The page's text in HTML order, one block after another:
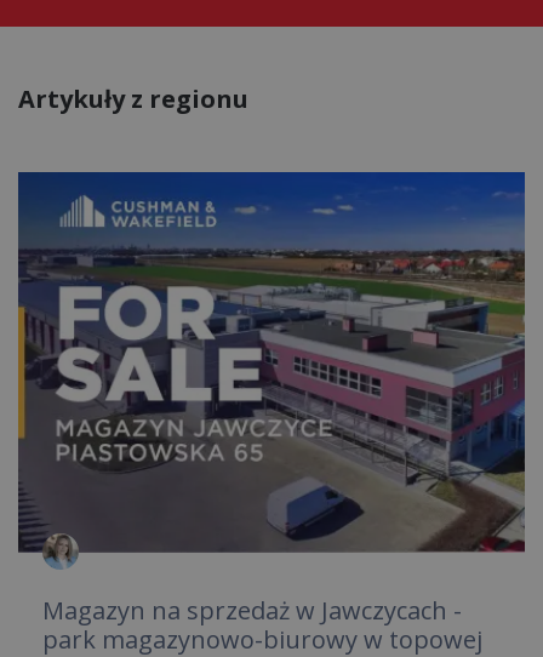
Artykuły z regionu
Magazyn na sprzedaż w Jawczycach -
park magazynowo-biurowy w topowej